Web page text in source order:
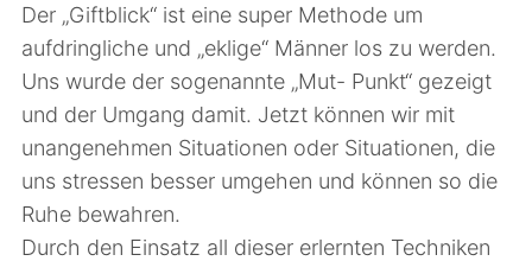
Der „Giftblick“ ist eine super Methode um
aufdringliche und „eklige“ Männer los zu werden.
Uns wurde der sogenannte „Mut- Punkt“ gezeigt
und der Umgang damit. Jetzt können wir mit
unangenehmen Situationen oder Situationen, die
uns stressen besser umgehen und können so die
Ruhe bewahren.
Durch den Einsatz all dieser erlernten Techniken